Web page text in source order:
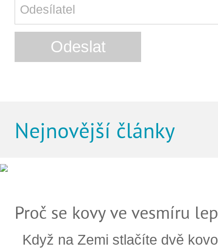
Nejnovější články
Proč se kovy ve vesmíru
Když na Zemi stlačíte dvě